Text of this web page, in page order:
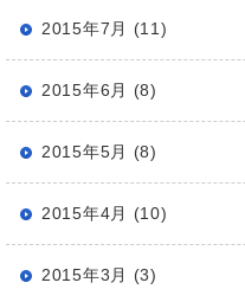
2015年7月 (11)
2015年6月 (8)
2015年5月 (8)
2015年4月 (10)
2015年3月 (3)